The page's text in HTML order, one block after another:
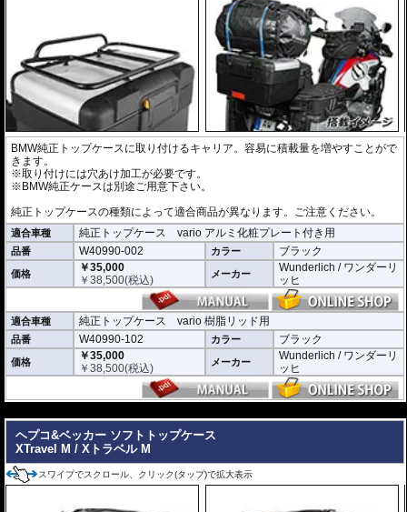
BMW純正トップケースに取り付けるキャリア。容易に積載量を増やすことがで
きます。
※取り付けには穴あけ加工が必要です。
※BMW純正ケースは別途ご用意下さい。
純正トップケースの種類によって適合商品が異なります。ご注意ください。
適合車種 純正トップケース vario アルミ化粧プレート付き用
品番 W40990-002 カラー ブラック
価格
￥35,000
￥38,500(税込) メーカー
Wunderlich / ワンダーリ
ッヒ
適合車種 純正トップケース vario 樹脂リッド用
品番 W40990-102 カラー ブラック
価格
￥35,000
￥38,500(税込) メーカー
Wunderlich / ワンダーリ
ッヒ
ヘプコ&ベッカー ソフトトップケース
XTravel M / Xトラベル M
スワイプでスクロール、クリック(タップ)で拡大表示